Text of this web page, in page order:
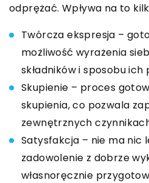
odprężać. Wpływa na to
Twórcza ekspresja –
możliwość wyrażenia
składników i sposobu
Skupienie – proces
skupienia, co pozwala
zewnętrznych
Satysfakcja – nie ma nic
zadowolenie z dobrze
własnoręcznie